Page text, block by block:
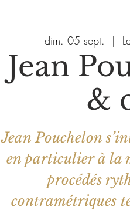
dim. 05 sept.
  |
Jean
&
Jean Pouchelon
en particulier à la
procédés
contramétriques